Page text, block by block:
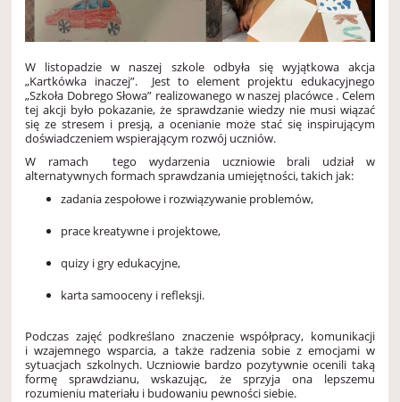
W listopadzie w naszej szkole odbyła się wyjątkowa akcja
„Kartkówka inaczej”. Jest to element projektu edukacyjnego
„Szkoła Dobrego Słowa” realizowanego w naszej placówce . Celem
tej akcji było pokazanie, że sprawdzanie wiedzy nie musi wiązać
się ze stresem i presją, a ocenianie może stać się inspirującym
doświadczeniem wspierającym rozwój uczniów.
W ramach tego wydarzenia uczniowie brali udział w
alternatywnych formach sprawdzania umiejętności, takich jak:
zadania zespołowe i rozwiązywanie problemów,
prace kreatywne i projektowe,
quizy i gry edukacyjne,
karta samooceny i refleksji.
Podczas zajęć podkreślano znaczenie współpracy, komunikacji
i wzajemnego wsparcia, a także radzenia sobie z emocjami w
sytuacjach szkolnych. Uczniowie bardzo pozytywnie ocenili taką
formę sprawdzianu, wskazując, że sprzyja ona lepszemu
rozumieniu materiału i budowaniu pewności siebie.